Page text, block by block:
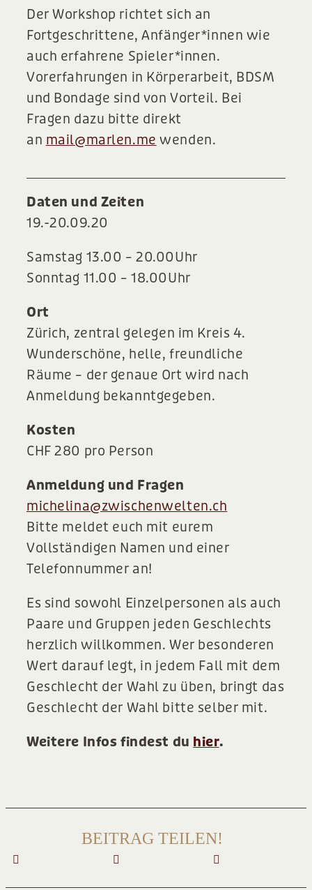
Der Workshop richtet sich an
Fortgeschrittene, Anfänger*innen wie
auch erfahrene Spieler*innen.
Vorerfahrungen in Körperarbeit, BDSM
und Bondage sind von Vorteil. Bei
Fragen dazu bitte direkt
an mail@marlen.me wenden.
Daten und Zeiten
19.-20.09.20
Samstag 13.00 – 20.00Uhr
Sonntag 11.00 – 18.00Uhr
Ort
Zürich, zentral gelegen im Kreis 4.
Wunderschöne, helle, freundliche
Räume – der genaue Ort wird nach
Anmeldung bekanntgegeben.
Kosten
CHF 280 pro Person
Anmeldung und Fragen
michelina@zwischenwelten.ch
Bitte meldet euch mit eurem
Vollständigen Namen und einer
Telefonnummer an!
Es sind sowohl Einzelpersonen als auch
Paare und Gruppen jeden Geschlechts
herzlich willkommen. Wer besonderen
Wert darauf legt, in jedem Fall mit dem
Geschlecht der Wahl zu üben, bringt das
Geschlecht der Wahl bitte selber mit.
Weitere Infos findest du hier.
BEITRAG TEILEN!